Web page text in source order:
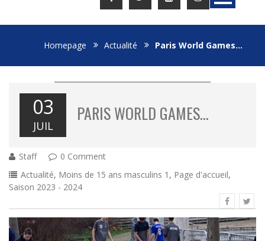
Homepage Actualité Paris World Games…
03
JUIL
PARIS WORLD GAMES…
Staff
0 Comment
Actualité, Moins de 15 ans masculins 1 , Page d'accueil,
Saison 2023 - 2024